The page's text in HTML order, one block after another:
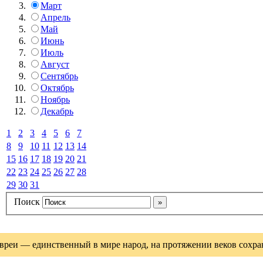
Март
Апрель
Май
Июнь
Июль
Август
Сентябрь
Октябрь
Ноябрь
Декабрь
1 2 3 4 5 6
7
8
9 10 11 12 13 14
15 16 17 18 19 20 21
22 23 24 25 26 27 28
29 30 31
Поиск
— единственный в мире народ, на протяжении веков